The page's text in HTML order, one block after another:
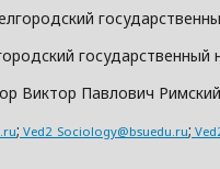
государственный
Виктор Павлович
; Ved2_Sociology@bsuedu.ru;